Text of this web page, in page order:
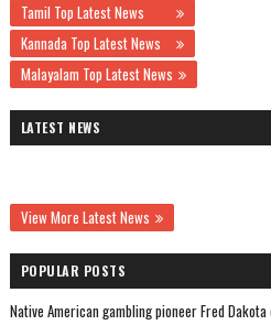
Tamil Top Latest News
Kannada Top Latest News
Malayalam Top Latest News
LATEST NEWS
View More Latest News
POPULAR POSTS
Native American gambling pioneer Fred